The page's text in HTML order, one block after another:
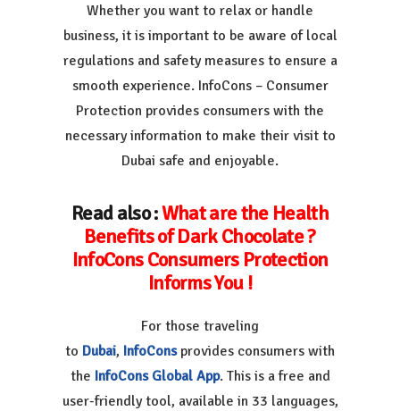
Whether you want to relax or handle
business, it is important to be aware of local
regulations and safety measures to ensure a
smooth experience. InfoCons – Consumer
Protection provides consumers with the
necessary information to make their visit to
Dubai safe and enjoyable.
Read also :What are the Health
Benefits of Dark Chocolate ?
InfoCons Consumers Protection
Informs You !
For those traveling
to Dubai, InfoConsprovides consumers with
the InfoCons Global App. This is a free and
user-friendly tool, available in 33 languages,